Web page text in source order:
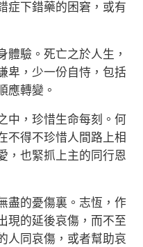
症下錯藥的困窘，或有
驗。死亡之於人生，
卑，少一份自恃，包括
應轉變。
，珍惜生命每刻。何
不得不珍惜人間路上相
，也緊抓上主的同行恩
的憂傷裏。志恆，作
現的延後哀傷，而不至
人同哀傷，或者幫助哀